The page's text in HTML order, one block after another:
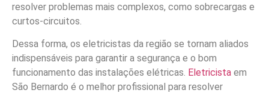
resolver problemas mais complexos, como sobrecargas e
curtos-circuitos.
Dessa forma, os eletricistas da região se tornam aliados
indispensáveis para garantir a segurança e o bom
funcionamento das instalações elétricas. Eletricista em
São Bernardo é o melhor profissional para resolver